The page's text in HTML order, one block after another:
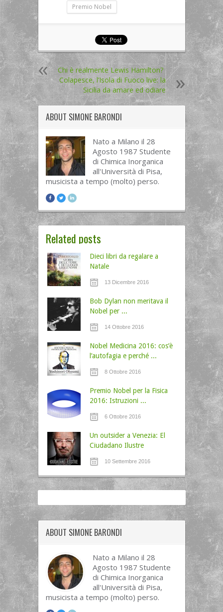
Premio Nobel
Chi è realmente Lewis Hamilton?
Colapesce, l’Isola di Fuoco live: la
Sicilia da amare ed odiare
ABOUT SIMONE BARONDI
Nato a Milano il 28
Agosto 1987 Studente
di Chimica Inorganica
all'Università di Pisa,
musicista a tempo (molto) perso.
Related posts
Dieci libri da regalare a
Natale
13 Dicembre 2016
Bob Dylan non meritava il
Nobel per ...
14 Ottobre 2016
Nobel Medicina 2016: cos’è
l’autofagia e perché ...
8 Ottobre 2016
Premio Nobel per la Fisica
2016: Istruzioni ...
6 Ottobre 2016
Un outsider a Venezia: El
Ciudadano Ilustre
10 Settembre 2016
ABOUT SIMONE BARONDI
Nato a Milano il 28
Agosto 1987 Studente
di Chimica Inorganica
all'Università di Pisa,
musicista a tempo (molto) perso.